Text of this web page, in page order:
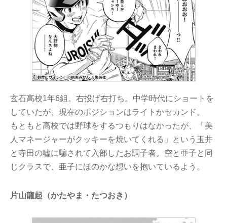
玄石高校1年6組。右投げ右打ち。中学時代にショートを
していたが、現在のポジションはライトかセカンド。
もともと高校では野球をするつもりはなかったが、「美
人マネージャーがクッキーを焼いてくれる」という玉井
と寺田の嘘に騙されて入部したお調子者。空と亜子と同
じクラスで、亜子にほのかな想いを抱いているよう。
片山龍起（かたやま・たつおき）